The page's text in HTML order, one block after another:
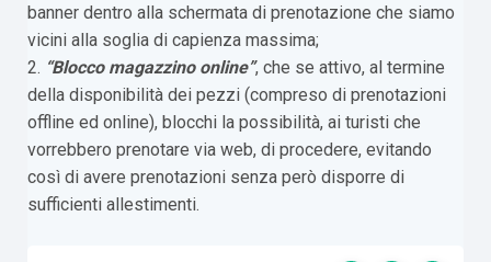
banner dentro alla schermata di prenotazione che siamo
vicini alla soglia di capienza massima;
2. “Blocco magazzino online”, che se attivo, al termine
della disponibilità dei pezzi (compreso di prenotazioni
offline ed online), blocchi la possibilità, ai turisti che
vorrebbero prenotare via web, di procedere, evitando
così di avere prenotazioni senza però disporre di
sufficienti allestimenti.